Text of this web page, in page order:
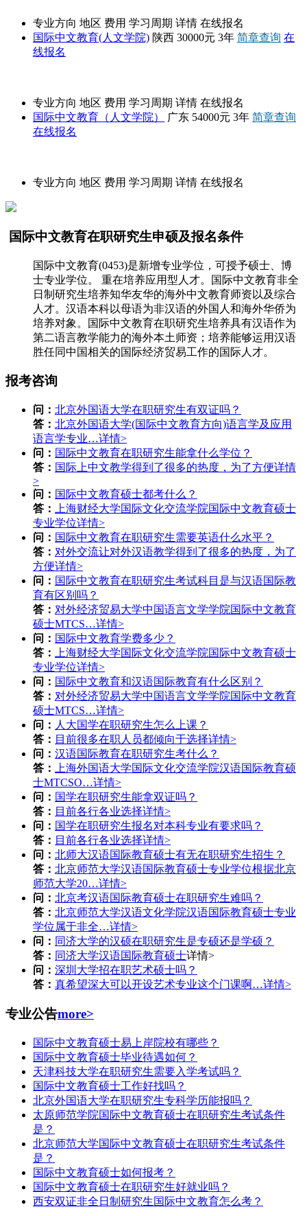
专业方向 地区 费用 学习周期 详情 在线报名
国际中文教育(人文学院) 陕西 30000元 3年 简章查询 在
线报名
专业方向 地区 费用 学习周期 详情 在线报名
国际中文教育（人文学院）
广东 54000元 3年 简章查询
在线报名
专业方向 地区 费用 学习周期 详情 在线报名
国际中文教育在职研究生申硕及报名条件
国际中文教育(0453)是新增专业学位，可授予硕士、博
士专业学位。 重在培养应用型人才。国际中文教育非全
日制研究生培养知华友华的海外中文教育师资以及综合
人才。汉语本科以母语为非汉语的外国人和海外华侨为
培养对象。国际中文教育在职研究生培养具有汉语作为
第二语言教学能力的海外本土师资；培养能够运用汉语
胜任同中国相关的国际经济贸易工作的国际人才。
报考咨询
问： 北京外国语大学在职研究生有双证吗？
答： 北京外国语大学(国际中文教育方向)语言学及应用
语言学专业…详情>
问： 国际中文教育在职研究生能拿什么学位？
答： 国际上中文教学得到了很多的热度，为了方便详情
>
问： 国际中文教育硕士都考什么？
答：
上海财经大学国际文化交流学院国际中文教育硕士
专业学位详情>
问： 国际中文教育在职研究生需要英语什么水平？
答： 对外交流让对外汉语教学得到了很多的热度，为了
方便详情>
问： 国际中文教育在职研究生考试科目是与汉语国际教
育有区别吗？
答： 对外经济贸易大学中国语言文学学院国际中文教育
硕士MTCS…详情>
问： 国际中文教育学费多少？
答：
上海财经大学国际文化交流学院国际中文教育硕士
专业学位详情>
问： 国际中文教育和汉语国际教育有什么区别？
答： 对外经济贸易大学中国语言文学学院国际中文教育
硕士MTCS…详情>
问： 人大国学在职研究生怎么上课？
答： 目前很多在职人员都倾向于选择详情>
问： 汉语国际教育在职研究生考什么？
答：
上海外国语大学国际文化交流学院汉语国际教育硕
士MTCSO…详情>
问： 国学在职研究生能拿双证吗？
答： 目前各行各业选择详情>
问： 国学在职研究生报名对本科专业有要求吗？
答： 目前各行各业选择详情>
问： 北师大汉语国际教育硕士有无在职研究生招生？
答： 北京师范大学汉语国际教育硕士专业学位根据北京
师范大学20…详情>
问： 北京考汉语国际教育硕士在职研究生难吗？
答： 北京师范大学汉语文化学院汉语国际教育硕士专业
学位属于非全…详情>
问： 同济大学的汉硕在职研究生是专硕还是学硕？
答： 同济大学汉语国际教育硕士详情>
问： 深圳大学招在职艺术硕士吗？
答： 真希望深大可以开设艺术专业这个门课啊…详情>
专业公告more>
国际中文教育硕士易上岸院校有哪些？
国际中文教育硕士毕业待遇如何？
天津科技大学在职研究生需要入学考试吗？
国际中文教育硕士工作好找吗？
北京外国语大学在职研究生专科学历能报吗？
太原师范学院国际中文教育硕士在职研究生考试条件
是？
北京师范大学国际中文教育硕士在职研究生考试条件
是？
国际中文教育硕士如何报考？
国际中文教育硕士在职研究生好就业吗？
西安双证非全日制研究生国际中文教育怎么考？